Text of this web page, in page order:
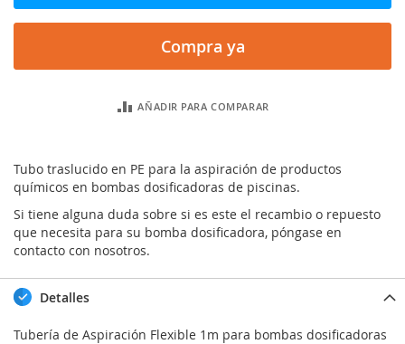
Compra ya
AÑADIR PARA COMPARAR
Tubo traslucido en PE para la aspiración de productos
químicos en bombas dosificadoras de piscinas.
Si tiene alguna duda sobre si es este el recambio o repuesto
que necesita para su bomba dosificadora, póngase en
contacto con nosotros.
Detalles
Tubería de Aspiración Flexible 1m para bombas dosificadoras